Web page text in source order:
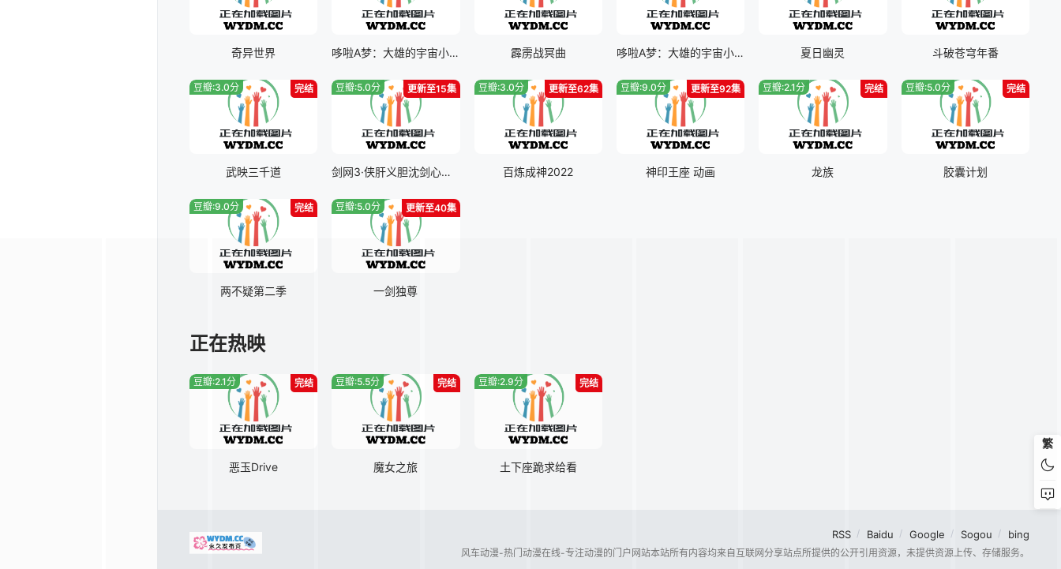
奇异世界 哆啦A梦：大雄的宇宙小战争二0二一 霹雳战冥曲 哆啦A梦：大雄的宇宙小战争2021 夏日幽灵 斗破苍穹年番
完结
豆瓣:3.0分
武映三千道
更新至15集
豆瓣:5.0分
剑网3·侠肝义胆沈剑心第三季
更新至62集
豆瓣:3.0分
百炼成神2022
更新至92集
豆瓣:9.0分
神印王座 动画
完结
豆瓣:2.1分
龙族
完结
豆瓣:5.0分
胶囊计划
完结
豆瓣:9.0分
两不疑第二季
更新至40集
豆瓣:5.0分
一剑独尊
正在热映
完结
豆瓣:2.1分
恶玉Drive
完结
豆瓣:5.5分
魔女之旅
完结
豆瓣:2.9分
土下座跪求给看
繁
RSS Baidu Google Sogou bing
风车动漫-热门动漫在线-专注动漫的门户网站本站所有内容均来自互联网分享站点所提供的公开引用资源，未提供资源上传、存储服务。